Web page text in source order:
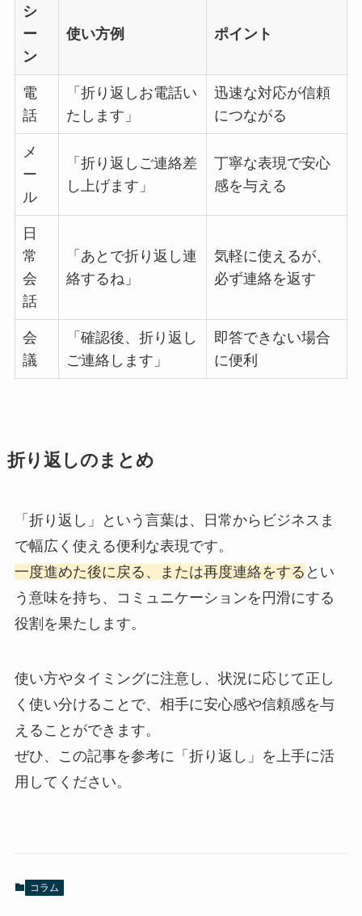
シ
ー
ン
使い方例 ポイント
電
話
「折り返しお電話い
たします」
迅速な対応が信頼
につながる
メ
ー
ル
「折り返しご連絡差
し上げます」
丁寧な表現で安心
感を与える
日
常
会
話
「あとで折り返し連
絡するね」
気軽に使えるが、
必ず連絡を返す
会
議
「確認後、折り返し
ご連絡します」
即答できない場合
に便利
折り返しのまとめ
「折り返し」という言葉は、日常からビジネスま
で幅広く使える便利な表現です。
一度進めた後に戻る、または再度連絡をする とい
う意味を持ち、コミュニケーションを円滑にする
役割を果たします。
使い方やタイミングに注意し、状況に応じて正し
く使い分けることで、相手に安心感や信頼感を与
えることができます。
ぜひ、この記事を参考に「折り返し」を上手に活
用してください。
コラム